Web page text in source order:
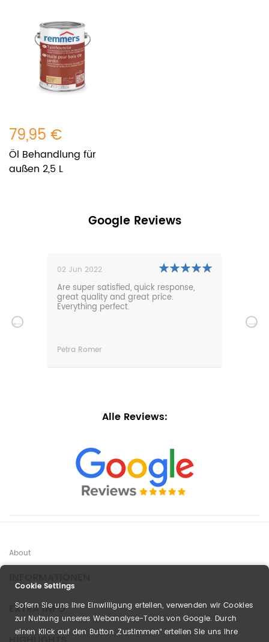
79,95 €
Öl Behandlung für
außen 2,5 L
Google Reviews
02 Jun 2022
Are super satisfied, quick response,
great quality and great price.
Everything perfect.
Petra Romer
Alle Reviews:
About
EXTRA INFO
Cookie Settings
Sofern Sie uns Ihre Einwilligung erteilen, verwenden wir Cookies
zur Nutzung unseres Webanalyse-Tools von Google. Durch
einen Klick auf den Button „Zustimmen“ erteilen Sie uns Ihre